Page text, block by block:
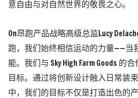
意自由与对自然世界的敬畏之心。
On昂跑产品战略高级总监Lucy
跑，我们始终相信运动的力量——当
能。我们与 Sky High Farm Goods 的
目标。通过将创新设计融入日常装
中，我们的目标不仅是打造出色的